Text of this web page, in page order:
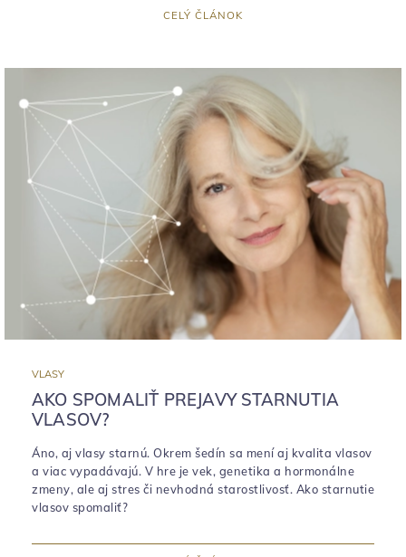
CELÝ ČLÁNOK
VLASY
AKO SPOMALIŤ PREJAVY STARNUTIA
VLASOV?
Áno, aj vlasy starnú. Okrem šedín sa mení aj kvalita vlasov
a viac vypadávajú. V hre je vek, genetika a hormonálne
zmeny, ale aj stres či nevhodná starostlivosť. Ako starnutie
vlasov spomaliť?